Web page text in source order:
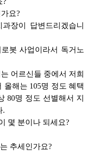
요?
과장이 답변드리겠습니
봇 사업이라서 독거노
어르신들 중에서 저희
해는 105명 정도 혜택
80명 정도 선별해서 지
.
몇 분이나 되세요?
추세인가요?